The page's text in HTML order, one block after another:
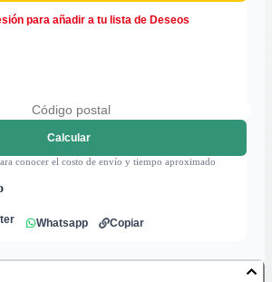
para añadir a tu lista de Deseos
Calcular
conocer el costo de envío y tiempo aproximado
Whatsapp Copiar